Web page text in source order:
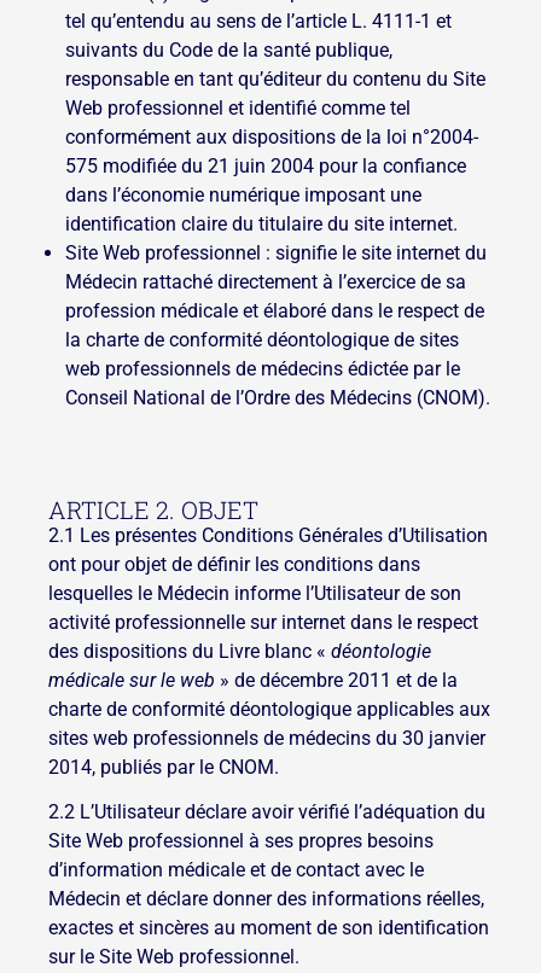
tel qu’entendu au sens de l’article L. 4111-1 et
suivants du Code de la santé publique,
responsable en tant qu’éditeur du contenu du Site
Web professionnel et identifié comme tel
conformément aux dispositions de la loi n°2004-
575 modifiée du 21 juin 2004 pour la confiance
dans l’économie numérique imposant une
identification claire du titulaire du site internet.
Site Web professionnel : signifie le site internet du
Médecin rattaché directement à l’exercice de sa
profession médicale et élaboré dans le respect de
la charte de conformité déontologique de sites
web professionnels de médecins édictée par le
Conseil National de l’Ordre des Médecins (CNOM).
ARTICLE 2. OBJET
2.1 Les présentes Conditions Générales d’Utilisation
ont pour objet de définir les conditions dans
lesquelles le Médecin informe l’Utilisateur de son
activité professionnelle sur internet dans le respect
des dispositions du Livre blanc « déontologie
médicale sur le web » de décembre 2011 et de la
charte de conformité déontologique applicables aux
sites web professionnels de médecins du 30 janvier
2014, publiés par le CNOM.
2.2 L’Utilisateur déclare avoir vérifié l’adéquation du
Site Web professionnel à ses propres besoins
d’information médicale et de contact avec le
Médecin et déclare donner des informations réelles,
exactes et sincères au moment de son identification
sur le Site Web professionnel.